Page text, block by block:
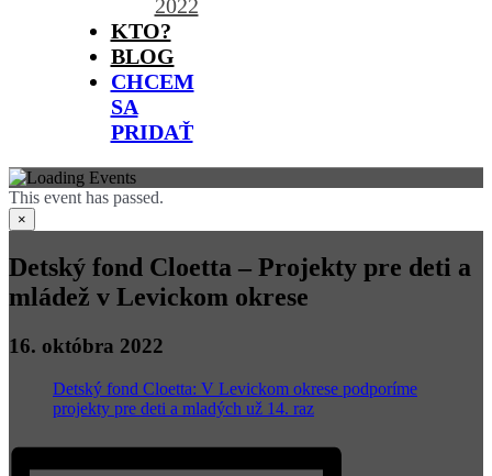
2022
KTO?
BLOG
CHCEM
SA
PRIDAŤ
This event has passed.
×
Detský fond Cloetta – Projekty pre deti a
mládež v Levickom okrese
16. októbra 2022
Detský fond Cloetta: V Levickom okrese podporíme
projekty pre deti a mladých už 14. raz